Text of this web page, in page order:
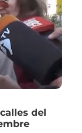
del